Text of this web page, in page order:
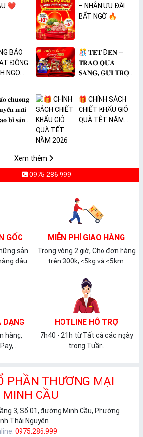
❤️
– NHẬN ƯU ĐÃI
BẤT NGỜ 🔥
BÁO
ĐỘNG
NGỌ
🎊 𝐓𝐄̂́𝐓 Đ𝐄̂́𝐍 –
𝐓𝐑𝐀𝐎 𝐐𝐔𝐀̀
𝐒𝐀𝐍𝐆, 𝐆𝐔̛̉𝐈 𝐓𝐑𝐎̣𝐍
𝐜𝐡𝐮̛𝐨̛𝐧𝐠
𝐦𝐚̃𝐢
𝐛𝐢̀ 𝐬𝐚̉𝐧
🎁 CHÍNH SÁCH
CHIẾT KHẤU GIỎ
QUÀ TẾT NĂM
Xem thêm
0975 286 999
GỐC
sản
đầu.
MIỄN PHÍ GIAO HÀNG
Trong vòng 2 giờ, Cho đơn hàng
trên 300k, <5kg và <5km.
DẠNG
hàng,
HOTLINE HỖ TRỢ
7h40 - 21h từ Tất cả các ngày
trong Tuần.
PHẦN THƯƠNG MẠI
MINH CẦU
3, Số 01, đường Minh Cầu, Phường
Thái Nguyên
0975.286.999